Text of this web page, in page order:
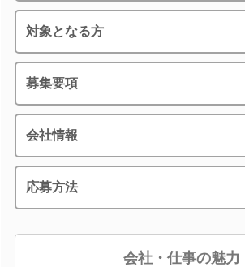
対象となる方
募集要項
会社情報
応募方法
会社・仕事の魅力